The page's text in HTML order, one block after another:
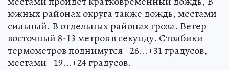
южных районах округа также дождь, местами
сильный. В отдельных районах гроза. Ветер
восточный 8-13 метров в секунду. Столбики
термометров поднимутся +26...+31 градусов,
местами +19...+24 градусов.